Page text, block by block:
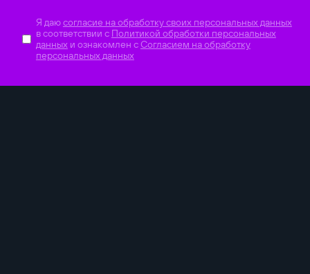
Я даюсогласие на обработку своих персональных данных
в соответствии с Политикой обработки персональных
данныхи ознакомлен сСогласием на обработку
персональных данных